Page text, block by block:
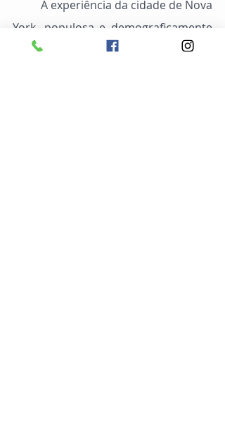
York, populosa e demograficamente
concentrada que é, nos mostra que o